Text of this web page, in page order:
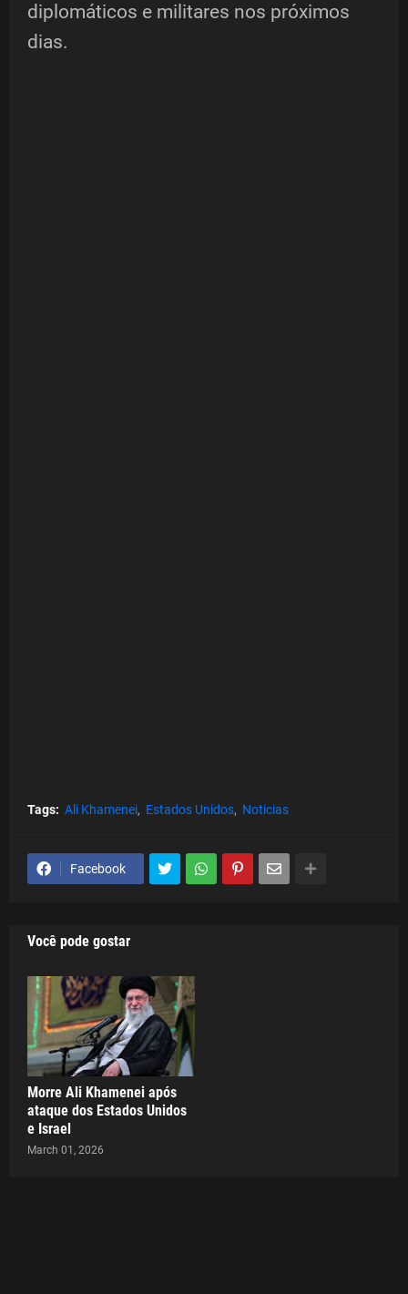
diplomáticos e militares nos próximos
dias.
Tags: Ali Khamenei Estados Unidos Noticias
Facebook
Você pode gostar
Morre Ali Khamenei após
ataque dos Estados Unidos
e Israel
March 01, 2026